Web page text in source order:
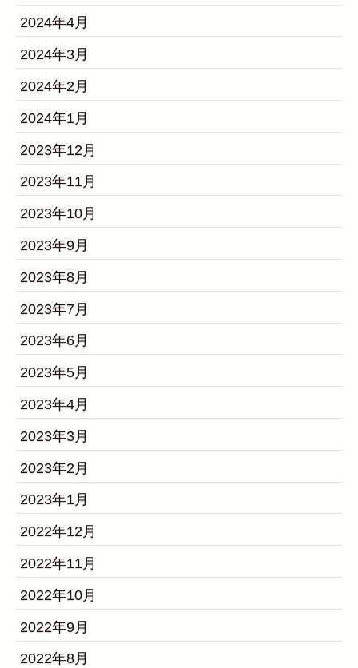
2024年4月
2024年3月
2024年2月
2024年1月
2023年12月
2023年11月
2023年10月
2023年9月
2023年8月
2023年7月
2023年6月
2023年5月
2023年4月
2023年3月
2023年2月
2023年1月
2022年12月
2022年11月
2022年10月
2022年9月
2022年8月